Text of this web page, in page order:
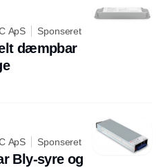
ApS Sponseret
dæmpbar
ApS Sponseret
Bly-syre og